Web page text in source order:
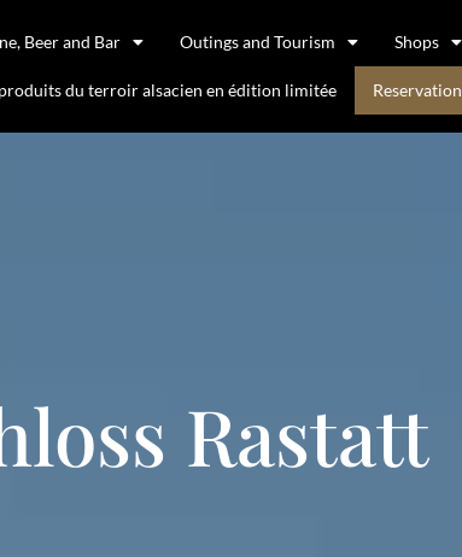
Beer and Bar Outings and Tourism Shops
du terroir alsacien en édition limitée Reservation
Rastatt